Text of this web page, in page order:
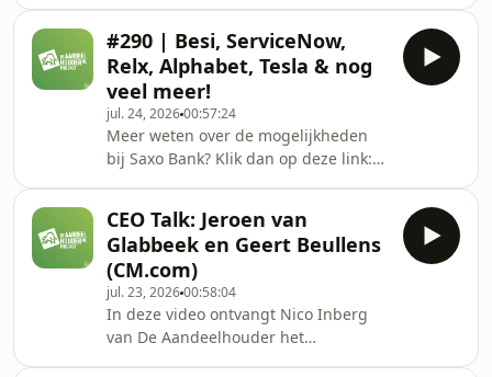
portefeuille. Daarnaast blikken we
vooruit op het komende cijferseizoen.
macro-economische omstandigheden
bespreken we met Stefaan zes
Belgische aandelen uit zijn
ProBeleggen portefeuille. 00:00 -
16:14 Macrorondje16:14 - 18:19
Portefeuille ProBeleggen Stefaan18:19
- 22:55 X-FAB22:55 - 28:01 IBA28:01 -
32:46 Umicore32:46 - 38:34 Tubize38:
#290 | Besi, ServiceNow,
Relx, Alphabet, Tesla & nog
veel meer!
jul. 24, 202600:57:24
Meer weten over de mogelijkheden
bij Saxo Bank? Klik dan op deze link:
Kraken? Ga
naar:https://www.kraken.com/nl-
nl/ Boek Buffett &amp; Co bestellen?
https://www.borgerhoff-
lamberigts.be/shop/boeken/buffett-
coKortingscode: AANDEELHOUDERLid
worden van de aandeelhouder? Ga
CEO Talk: Jeroen van
Glabbeek en Geert Beullens
(CM.com)
jul. 23, 202600:58:04
In deze video ontvangt Nico Inberg
van De Aandeelhouder het